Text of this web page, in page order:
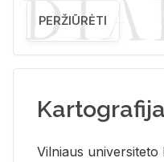
PERŽIŪRĖTI
Kartografija
Vil­niaus